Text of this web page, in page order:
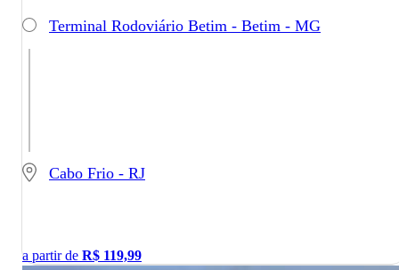
Terminal Rodoviário Betim - Betim - MG
Cabo Frio - RJ
a partir de R$ 119,99